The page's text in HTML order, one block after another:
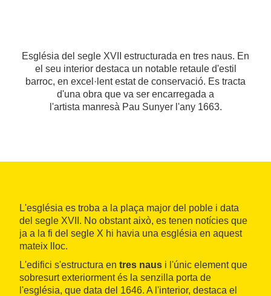
Església del segle XVII estructurada en tres naus. En
el seu interior destaca un notable retaule d'estil
barroc, en excel·lent estat de conservació. Es tracta
d'una obra que va ser encarregada a
l'artista manresà Pau Sunyer l'any 1663.
L'església es troba a la plaça major del poble i data
del segle XVII. No obstant això, es tenen notícies que
ja a la fi del segle X hi havia una església en aquest
mateix lloc.
L'edifici s'estructura en tres naus i l'únic element que
sobresurt exteriorment és la senzilla porta de
l'església, que data del 1646. A l'interior, destaca el